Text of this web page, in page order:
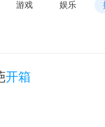
游戏 娱乐
开箱